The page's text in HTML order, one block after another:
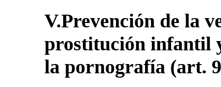
V.Prevención de la
prostitución infantil
la pornografía (art.